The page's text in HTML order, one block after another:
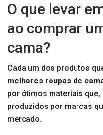
O que levar
ao comprar
cama?
Cada um dos produtos
melhores roupas de
por ótimos materiais
produzidos por marcas
mercado.